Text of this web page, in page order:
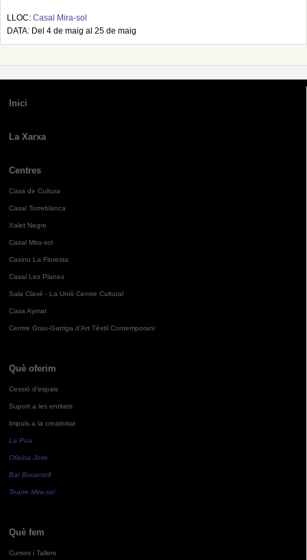
LLOC: Casal Mira-sol
DATA: Del 4 de maig al 25 de maig
Inici
La Xarxa
Centres
Casa de Cultura
Casal Torreblanca
Xalet Negre
Casal Mira-sol
Casino La Floresta
Casal Les Planes
Sala Clavé - La Unió Centre Cultural
Casa Aymat
Centre Grau-Garriga d'Art Tèxtil Contemporani
Què oferim
Cessió d'espais
Suport a les entitats
Impuls a la creativitat
La Pua
Oficina Jove
Bar Bocamoll
Teatre Mira-sol
Què fem
Cursos i Tallers